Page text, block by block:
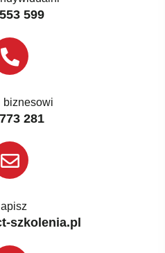
599
biznesowi
281
szkolenia.pl